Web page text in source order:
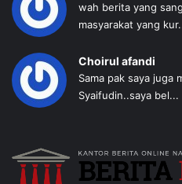
wah berita yang
masyarakat yang
Choirul afandi
Sama pak saya juga
Syaifudin..saya bel...